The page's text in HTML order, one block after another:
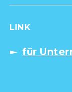
LINK
für